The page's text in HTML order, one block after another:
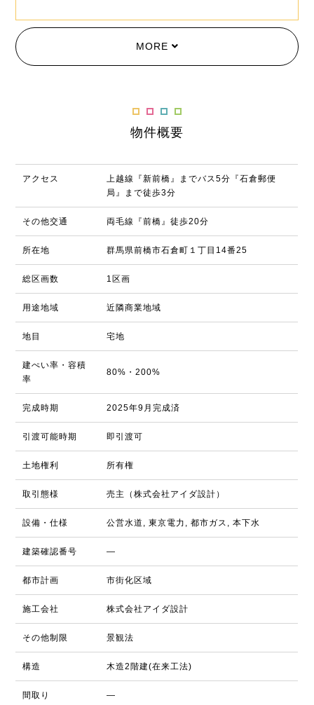
MORE
物件概要
アクセス
上越線『新前橋』までバス5分『石倉郵便
局』まで徒歩3分
その他交通 両毛線『前橋』徒歩20分
所在地 群馬県前橋市石倉町１丁目14番25
総区画数 1区画
用途地域 近隣商業地域
地目 宅地
建ぺい率・容積
率
80%・200%
完成時期 2025年9月完成済
引渡可能時期 即引渡可
土地権利 所有権
取引態様 売主（株式会社アイダ設計）
設備・仕様 公営水道, 東京電力, 都市ガス, 本下水
建築確認番号 ―
都市計画 市街化区域
施工会社 株式会社アイダ設計
その他制限 景観法
構造 木造2階建(在来工法)
間取り ―